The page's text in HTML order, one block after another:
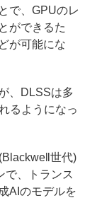
で、GPUのレ
ができるた
が可能にな
、DLSSは多
るようになっ
世代)
で、トランス
AIのモデルを